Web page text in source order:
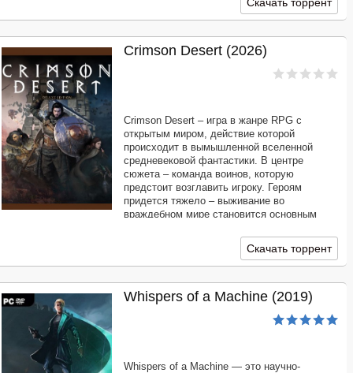
Crimson Desert (2026)
Crimson Desert – игра в жанре RPG с
открытым миром, действие которой
происходит в вымышленной вселенной
средневековой фантастики. В центре
сюжета – команда воинов, которую
предстоит возглавить игроку. Героям
придется тяжело – выживание во
враждебном мире становится основным
в фантастическую и кровопролитную войну
Скачать торрент
Whispers of a Machine (2019)
Whispers of a Machine — это научно-